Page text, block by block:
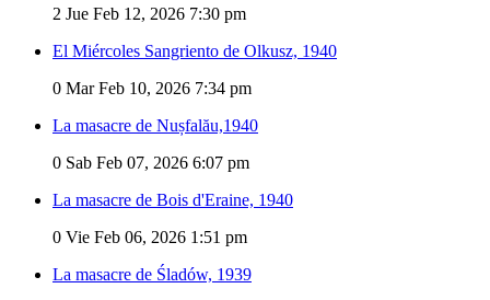
2 Jue Feb 12, 2026 7:30 pm
El Miércoles Sangriento de Olkusz, 1940
0 Mar Feb 10, 2026 7:34 pm
La masacre de Nușfalău,1940
0 Sab Feb 07, 2026 6:07 pm
La masacre de Bois d'Eraine, 1940
0 Vie Feb 06, 2026 1:51 pm
La masacre de Śladów, 1939